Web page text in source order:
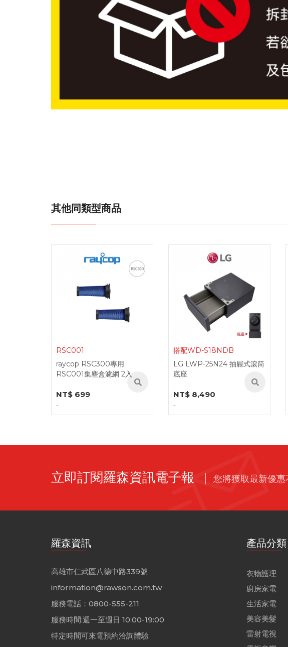
其他同類型商品
搭配WD-S18NDB
LG LWP-25N24 抽屜式滾筒
底座
NT$ 8,490
-
智慧照明LED吸頂燈 星鑽版
NT$ 10,900
-
立即訂閱羅森資訊電子報 您將獲取最新優惠
羅森資訊
高雄市仁武區八德中路339號
information@rawson.com.tw
服務電話：0800-555-211
服務時間:週一至週日 10:00-19:00
特定時間可來電預約洽詢體驗
產品分類
衣物護理
廚房家電
生活家電
美容美髮
雷射電視